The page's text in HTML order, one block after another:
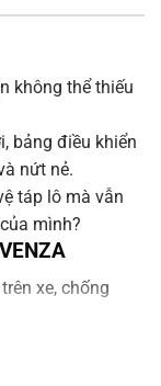
không thể thiếu
bảng điều khiển
nứt nẻ.
táp lô mà vẫn
mình?
xe, chống
xước và hư